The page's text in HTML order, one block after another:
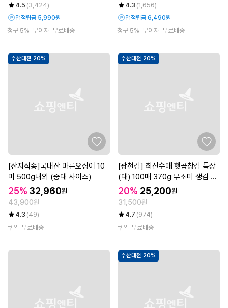
4.5 (3,424)
앱적립금 5,990원
청구 5% 무이자 무료배송
4.3 (1,656)
앱적립금 6,490원
청구 5% 무이자 무료배송
수산대전 20%
[산지직송]국내산 마른오징어 10
미 500g내외 (중대 사이즈)
25% 32,960원
43,900원
4.3 (49)
쿠폰 무료배송
수산대전 20%
[광천김] 최신수매 햇곱창김 특상
(대) 100매 370g 무조미 생김 햇
김
20% 25,200원
31,500원
4.7 (974)
쿠폰 무료배송
수산대전 20%